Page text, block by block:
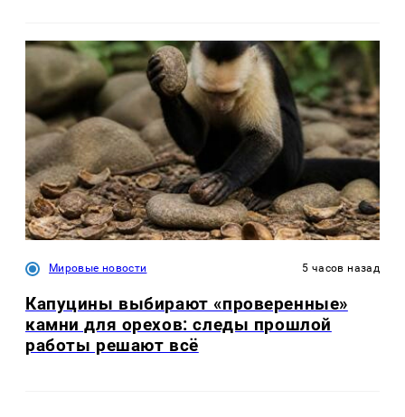
Мировые новости 5 часов назад
Капуцины выбирают «проверенные»
камни для орехов: следы прошлой
работы решают всё